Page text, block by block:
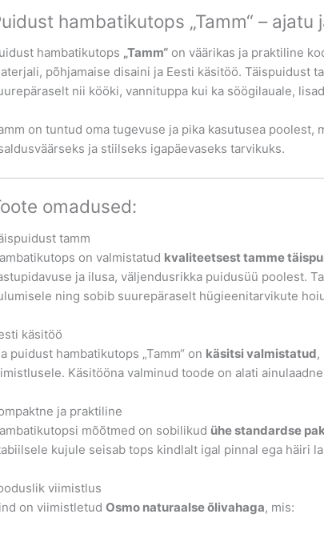
hambatikutops „Tamm“ –
hambatikutops „Tamm“ on väärikas ja praktiline
põhjamaise disaini ja Eesti käsitöö. Täispuidust
nii kööki, vannituppa kui ka söögilauale,
on tuntud oma tugevuse ja pika kasutusea poolest,
ja stiilseks igapäevaseks tarvikuks.
omadused:
tamm
on valmistatud kvaliteetsest tamme
ja ilusa, väljendusrikka puidusüü poolest.
ning sobib suurepäraselt hügieenitarvikute
käsitöö
puidust hambatikutops „Tamm“ on käsitsi valmistatud
Käsitööna valminud toode on alati
ja praktiline
mõõtmed on sobilikud ühe standardse
kujule seisab tops kindlalt igal pinnal ega häiri
viimistlus
on viimistletudOsmo naturaalse õlivahaga, mis: